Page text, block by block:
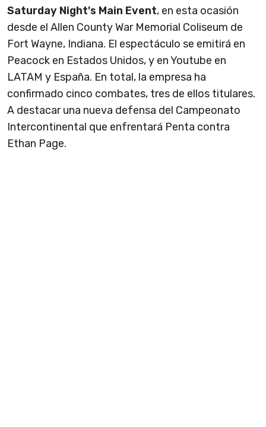
Saturday Night's Main Event, en esta ocasión
desde el Allen County War Memorial Coliseum de
Fort Wayne, Indiana. El espectáculo se emitirá en
Peacock en Estados Unidos, y en Youtube en
LATAM y España. En total, la empresa ha
confirmado cinco combates, tres de ellos titulares.
A destacar una nueva defensa del Campeonato
Intercontinental que enfrentará Penta contra
Ethan Page.